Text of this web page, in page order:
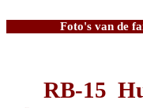
Foto's van de
RB-15